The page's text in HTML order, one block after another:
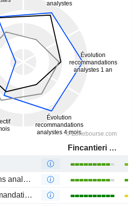
Fincantieri S.p.A.
1 an